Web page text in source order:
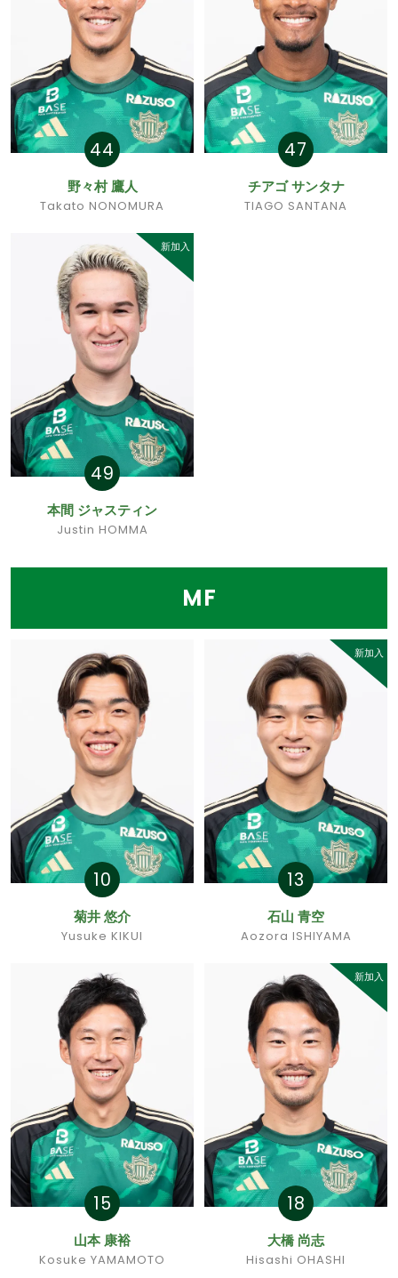
44
野々村 鷹人
Takato NONOMURA
47
チアゴ サンタナ
TIAGO SANTANA
新加入
49
本間 ジャスティン
Justin HOMMA
MF
10
菊井 悠介
Yusuke KIKUI
新加入
13
石山 青空
Aozora ISHIYAMA
15
山本 康裕
Kosuke YAMAMOTO
新加入
18
大橋 尚志
Hisashi OHASHI